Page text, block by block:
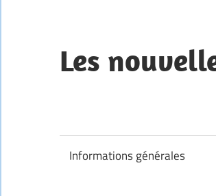
content
Les
Informations générales